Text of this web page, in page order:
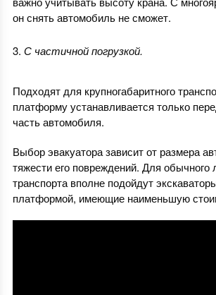
он снять автомобиль не сможет.
С частичной погрузкой.
Подходят для крупногабаритного
платформу устанавливается только
часть автомобиля.
Выбор эвакуатора зависит от размера
тяжести его повреждений. Для обычного
транспорта вполне подойдут
платформой, имеющие наименьшую